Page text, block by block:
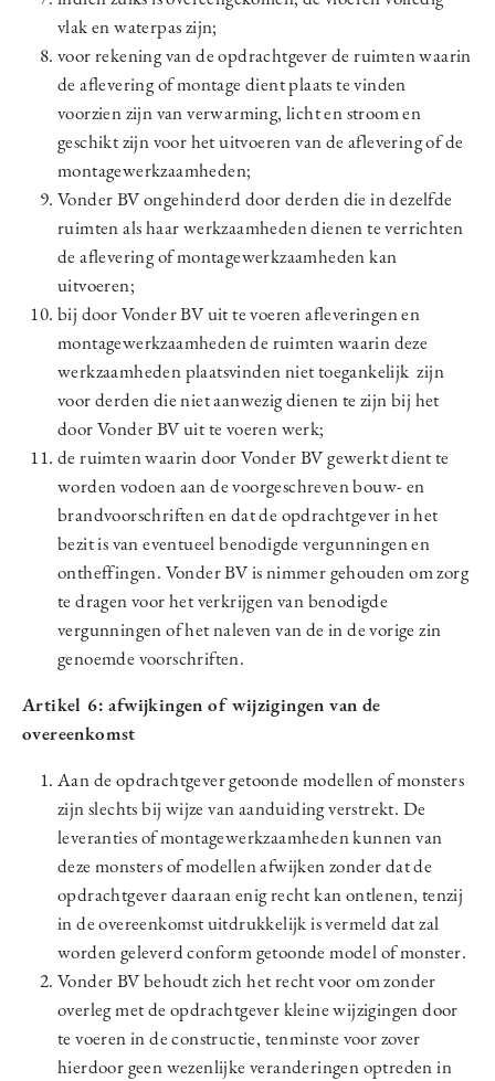
vlak en waterpas zijn;
voor rekening van de opdrachtgever de ruimten waarin
de aflevering of montage dient plaats te vinden
voorzien zijn van verwarming, licht en stroom en
geschikt zijn voor het uitvoeren van de aflevering of de
montagewerkzaamheden;
Vonder BV ongehinderd door derden die in dezelfde
ruimten als haar werkzaamheden dienen te verrichten
de aflevering of montagewerkzaamheden kan
uitvoeren;
bij door Vonder BV uit te voeren afleveringen en
montagewerkzaamheden de ruimten waarin deze
werkzaamheden plaatsvinden niet toegankelijk zijn
voor derden die niet aanwezig dienen te zijn bij het
door Vonder BV uit te voeren werk;
de ruimten waarin door Vonder BV gewerkt dient te
worden vodoen aan de voorgeschreven bouw- en
brandvoorschriften en dat de opdrachtgever in het
bezit is van eventueel benodigde vergunningen en
ontheffingen. Vonder BV is nimmer gehouden om zorg
te dragen voor het verkrijgen van benodigde
vergunningen of het naleven van de in de vorige zin
genoemde voorschriften.
Artikel 6: afwijkingen of wijzigingen van de
overeenkomst
Aan de opdrachtgever getoonde modellen of monsters
zijn slechts bij wijze van aanduiding verstrekt. De
leveranties of montagewerkzaamheden kunnen van
deze monsters of modellen afwijken zonder dat de
opdrachtgever daaraan enig recht kan ontlenen, tenzij
in de overeenkomst uitdrukkelijk is vermeld dat zal
worden geleverd conform getoonde model of monster.
Vonder BV behoudt zich het recht voor om zonder
overleg met de opdrachtgever kleine wijzigingen door
te voeren in de constructie, tenminste voor zover
hierdoor geen wezenlijke veranderingen optreden in